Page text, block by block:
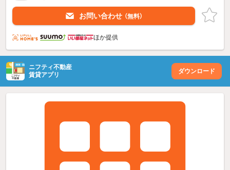
お問い合わせ （無料）
ほか提供
ニフティ不動産
賃貸アプリ
ダウンロード